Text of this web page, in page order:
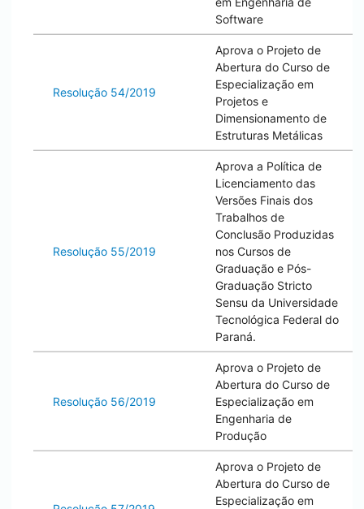
Software
Resolução 54/2019
Aprova o Projeto de
Abertura do Curso de
Especialização em
Projetos e
Dimensionamento de
Estruturas Metálicas
Resolução 55/2019
Aprova a Política de
Licenciamento das
Versões Finais dos
Trabalhos de
Conclusão Produzidas
nos Cursos de
Graduação e Pós-
Graduação Stricto
Sensu da Universidade
Tecnológica Federal do
Paraná.
Resolução 56/2019
Aprova o Projeto de
Abertura do Curso de
Especialização em
Engenharia de
Produção
Aprova o Projeto de
Abertura do Curso de
Especialização em